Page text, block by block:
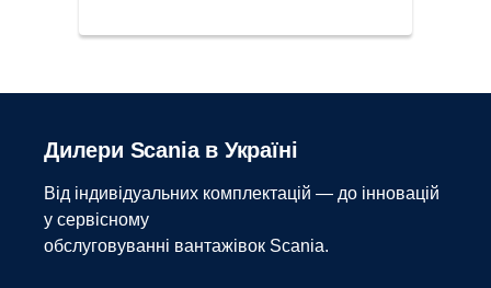
Дилери Scania в Україні
Від індивідуальних комплектацій — до інновацій
у сервісному
обслуговуванні вантажівок Scania.